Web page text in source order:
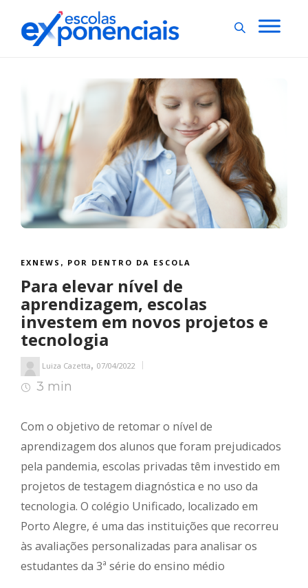
EXNEWS , POR DENTRO DA ESCOLA
Para elevar nível de
aprendizagem, escolas
investem em novos projetos e
tecnologia
Luiza Cazetta, 07/04/2022
3 min
Com o objetivo de retomar o nível de
aprendizagem dos alunos que foram prejudicados
pela pandemia, escolas privadas têm investido em
projetos de testagem diagnóstica e no uso da
tecnologia. O colégio Unificado, localizado em
Porto Alegre, é uma das instituições que recorreu
às avaliações personalizadas para analisar os
estudantes da 3ª série do ensino médio